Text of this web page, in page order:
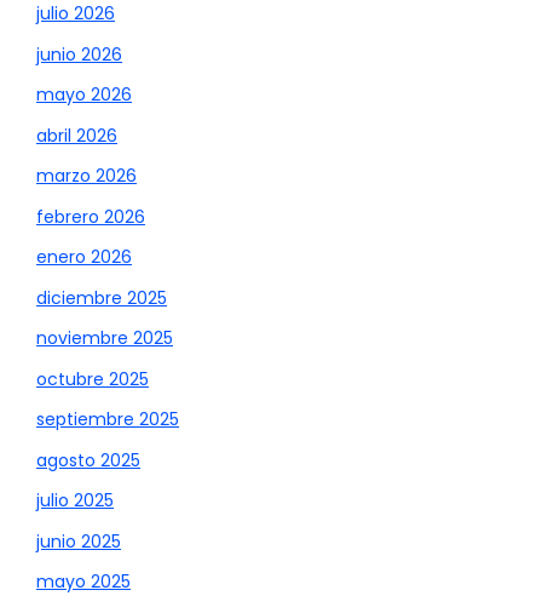
julio 2026
junio 2026
mayo 2026
abril 2026
marzo 2026
febrero 2026
enero 2026
diciembre 2025
noviembre 2025
octubre 2025
septiembre 2025
agosto 2025
julio 2025
junio 2025
mayo 2025